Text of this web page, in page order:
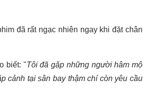
đã rất ngạc nhiên ngay khi đặt chân
biết: "Tôi đã gặp những người hâm mộ
cảnh tại sân bay thậm chí còn yêu cầu